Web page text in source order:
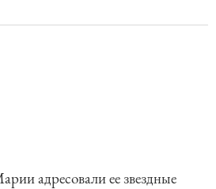
адресовали ее звездные